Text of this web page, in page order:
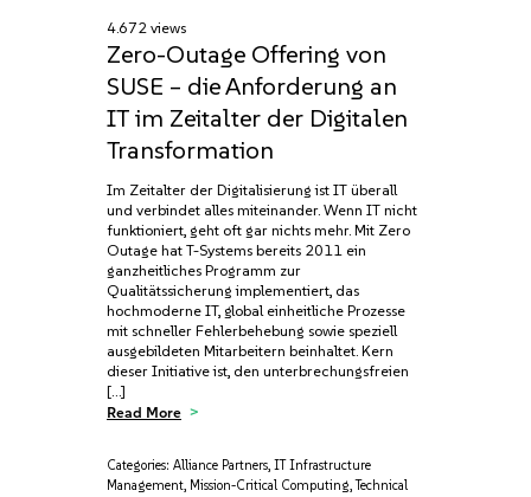
4.672 views
Zero-Outage Offering von
SUSE – die Anforderung an
IT im Zeitalter der Digitalen
Transformation
Im Zeitalter der Digitalisierung ist IT überall
und verbindet alles miteinander. Wenn IT nicht
funktioniert, geht oft gar nichts mehr. Mit Zero
Outage hat T-Systems bereits 2011 ein
ganzheitliches Programm zur
Qualitätssicherung implementiert, das
hochmoderne IT, global einheitliche Prozesse
mit schneller Fehlerbehebung sowie speziell
ausgebildeten Mitarbeitern beinhaltet. Kern
dieser Initiative ist, den unterbrechungsfreien
[…]
Read More
Categories: Alliance Partners, IT Infrastructure
Management, Mission-Critical Computing,Technical